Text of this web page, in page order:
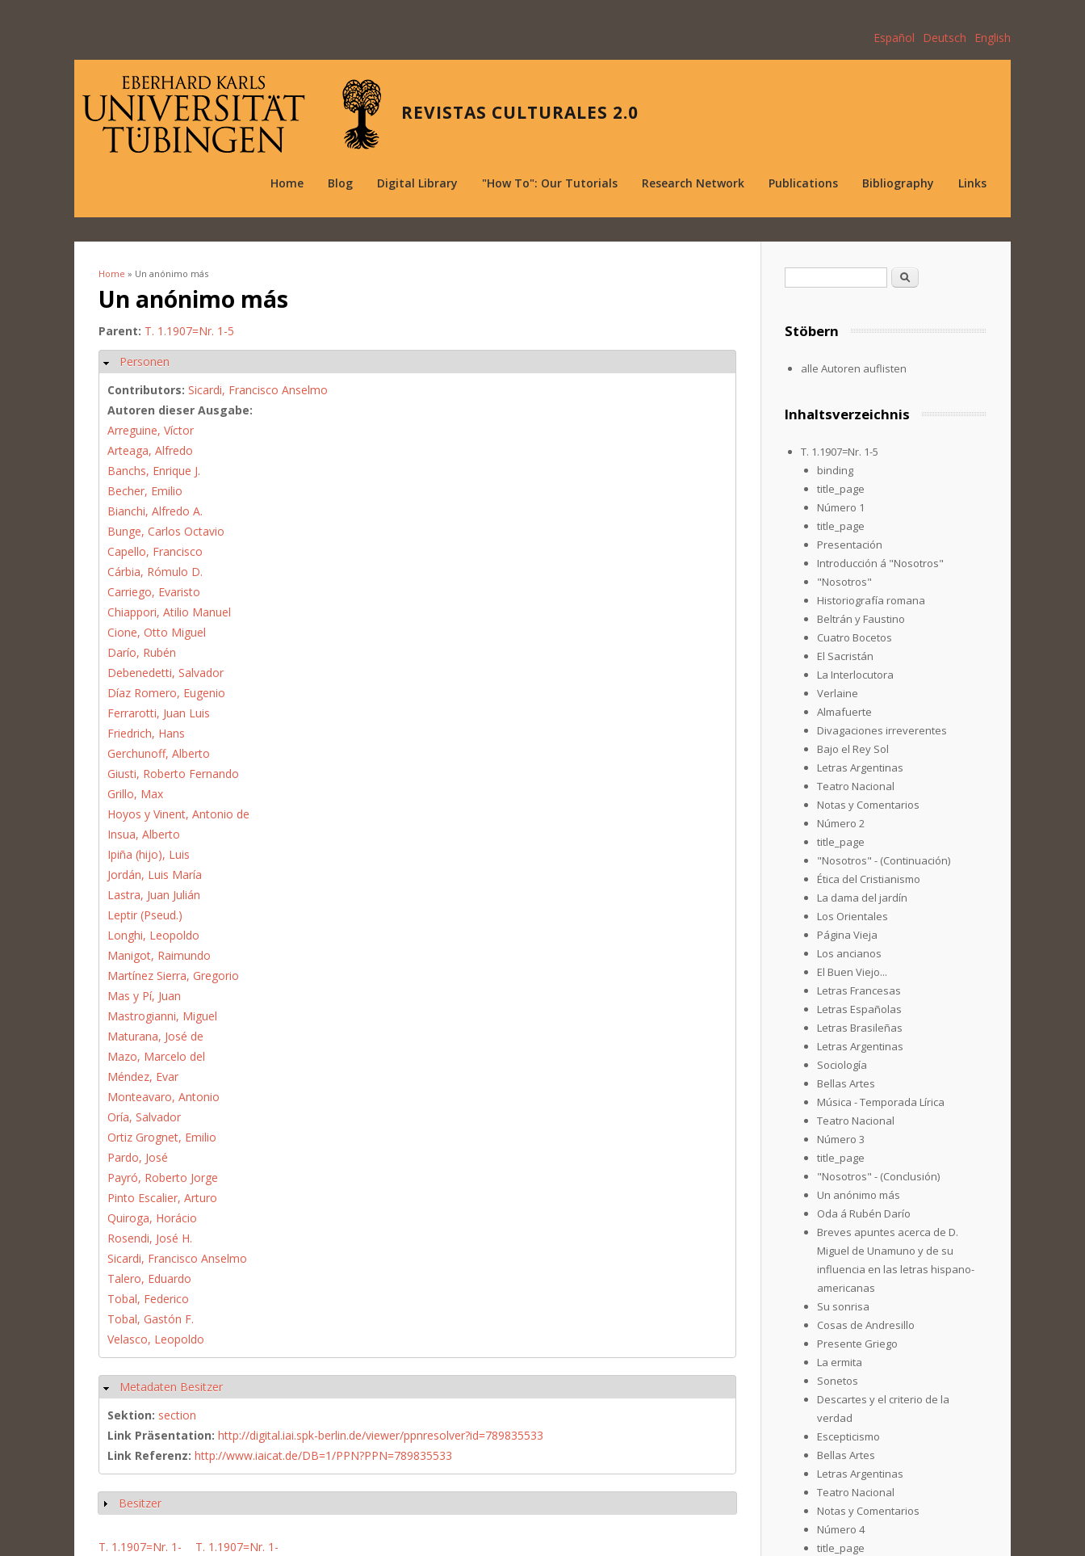
Español Deutsch English
REVISTAS CULTURALES 2.0
Home Blog Digital Library "How To": Our Tutorials Research Network Publications Bibliography Links
You are here
Home » Un anónimo más
Un anónimo más
Parent: T. 1.1907=Nr. 1-5
Hide
Personen
Contributors:
Sicardi, Francisco Anselmo
Autoren dieser Ausgabe:
Arreguine, Víctor
Arteaga, Alfredo
Banchs, Enrique J.
Becher, Emilio
Bianchi, Alfredo A.
Bunge, Carlos Octavio
Capello, Francisco
Cárbia, Rómulo D.
Carriego, Evaristo
Chiappori, Atilio Manuel
Cione, Otto Miguel
Darío, Rubén
Debenedetti, Salvador
Díaz Romero, Eugenio
Ferrarotti, Juan Luis
Friedrich, Hans
Gerchunoff, Alberto
Giusti, Roberto Fernando
Grillo, Max
Hoyos y Vinent, Antonio de
Insua, Alberto
Ipiña (hijo), Luis
Jordán, Luis María
Lastra, Juan Julián
Leptir (Pseud.)
Longhi, Leopoldo
Manigot, Raimundo
Martínez Sierra, Gregorio
Mas y Pí, Juan
Mastrogianni, Miguel
Maturana, José de
Mazo, Marcelo del
Méndez, Evar
Monteavaro, Antonio
Oría, Salvador
Ortiz Grognet, Emilio
Pardo, José
Payró, Roberto Jorge
Pinto Escalier, Arturo
Quiroga, Horácio
Rosendi, José H.
Sicardi, Francisco Anselmo
Talero, Eduardo
Tobal, Federico
Tobal, Gastón F.
Velasco, Leopoldo
Hide
Metadaten Besitzer
Sektion: section
Link Präsentation: http://digital.iai.spk-berlin.de/viewer/ppnresolver?id=789835533
Link Referenz: http://www.iaicat.de/DB=1/PPN?PPN=789835533
Show
Besitzer
T. 1.1907=Nr. 1-
T. 1.1907=Nr. 1-
Search
Stöbern
alle Autoren auflisten
Inhaltsverzeichnis
T. 1.1907=Nr. 1-5
binding
title_page
Número 1
title_page
Presentación
Introducción á "Nosotros"
"Nosotros"
Historiografía romana
Beltrán y Faustino
Cuatro Bocetos
El Sacristán
La Interlocutora
Verlaine
Almafuerte
Divagaciones irreverentes
Bajo el Rey Sol
Letras Argentinas
Teatro Nacional
Notas y Comentarios
Número 2
title_page
"Nosotros" - (Continuación)
Ética del Cristianismo
La dama del jardín
Los Orientales
Página Vieja
Los ancianos
El Buen Viejo...
Letras Francesas
Letras Españolas
Letras Brasileñas
Letras Argentinas
Sociología
Bellas Artes
Música - Temporada Lírica
Teatro Nacional
Número 3
title_page
"Nosotros" - (Conclusión)
Un anónimo más
Oda á Rubén Darío
Breves apuntes acerca de D.
Miguel de Unamuno y de su
influencia en las letras hispano-
americanas
Su sonrisa
Cosas de Andresillo
Presente Griego
La ermita
Sonetos
Descartes y el criterio de la
verdad
Escepticismo
Bellas Artes
Letras Argentinas
Teatro Nacional
Notas y Comentarios
Número 4
title_page